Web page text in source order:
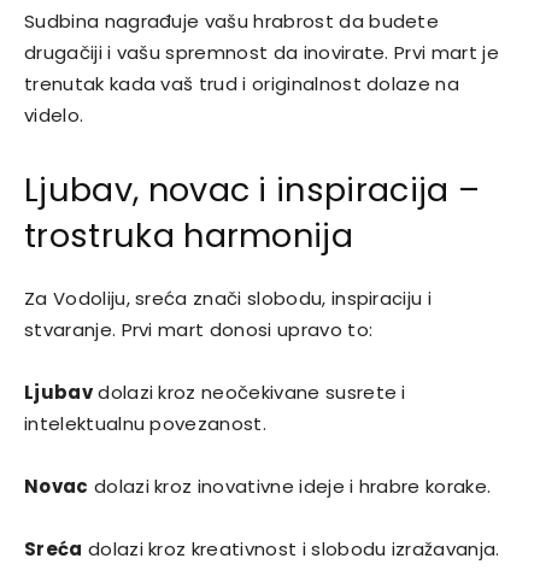
Sudbina nagrađuje vašu hrabrost da budete
drugačiji i vašu spremnost da inovirate. Prvi mart je
trenutak kada vaš trud i originalnost dolaze na
videlo.
Ljubav, novac i inspiracija –
trostruka harmonija
Za Vodoliju, sreća znači slobodu, inspiraciju i
stvaranje. Prvi mart donosi upravo to:
Ljubavdolazi kroz neočekivane susrete i
intelektualnu povezanost.
Novac dolazi kroz inovativne ideje i hrabre korake.
Sreća dolazi kroz kreativnost i slobodu izražavanja.